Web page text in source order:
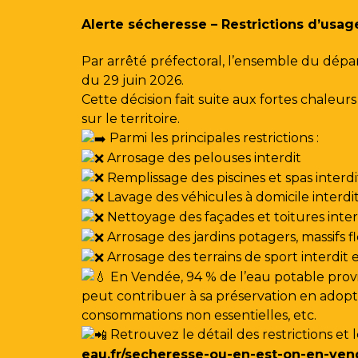
Alerte sécheresse – Restrictions
Par arrêté préfectoral, l’ensemble du
du 29 juin 2026.
Cette décision fait suite aux fortes
sur le territoire.
Parmi les principales restrictions :
Arrosage des pelouses interdit
Remplissage des piscines et spas
Lavage des véhicules à domicile interdit
Nettoyage des façades et toitures
Arrosage des jardins potagers,
Arrosage des terrains de sport interdit
En Vendée, 94 % de l’eau potable
peut contribuer à sa préservation en
consommations non essentielles, etc.
Retrouvez le détail des restrictions et
eau.fr/secheresse-ou-en-est-on-en-